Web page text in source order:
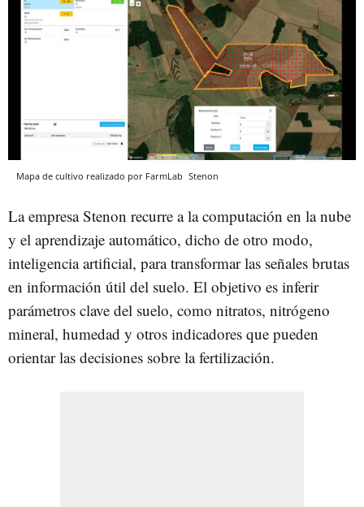
Mapa de cultivo realizado por FarmLab Stenon
La empresa Stenon recurre a la computación en la nube
y el aprendizaje automático, dicho de otro modo,
inteligencia artificial, para transformar las señales brutas
en información útil del suelo. El objetivo es inferir
parámetros clave del suelo, como nitratos, nitrógeno
mineral, humedad y otros indicadores que pueden
orientar las decisiones sobre la fertilización.